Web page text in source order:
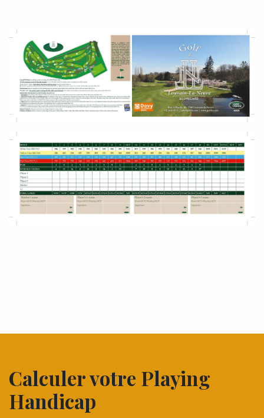
Calculer votre Playing
Handicap